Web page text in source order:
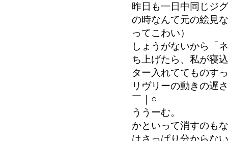
昨日も一日中同じジ
の時なんて元の絵見
ってこわい）
しょうがないから「
ち上げたら、私が寝
ター入れててものす
リヴリーの動きの遅
￣｜○
ううーむ。
かといって消すのも
はさっぱり分からな